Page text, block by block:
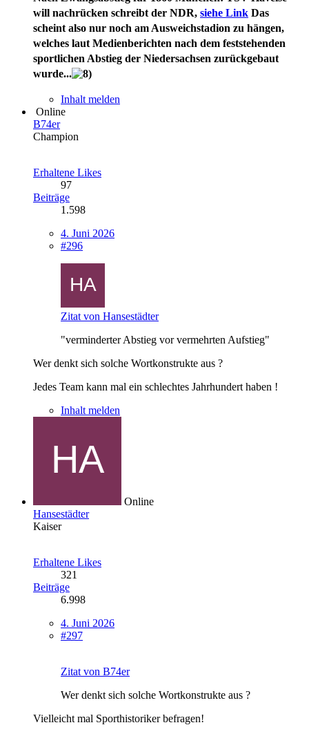
will nachrücken schreibt der NDR, siehe Link Das
scheint also nur noch am Ausweichstadion zu hängen,
welches laut Medienberichten nach dem feststehenden
sportlichen Abstieg der Niedersachsen zurückgebaut
wurde...
Inhalt melden
Online
B74er
Champion
Erhaltene Likes
97
Beiträge
1.598
4. Juni 2026
#296
Zitat von Hansestädter
"verminderter Abstieg vor vermehrten Aufstieg"
Wer denkt sich solche Wortkonstrukte aus ?
Jedes Team kann mal ein schlechtes Jahrhundert haben !
Inhalt melden
Online
Hansestädter
Kaiser
Erhaltene Likes
321
Beiträge
6.998
4. Juni 2026
#297
Zitat von B74er
Wer denkt sich solche Wortkonstrukte aus ?
Vielleicht mal Sporthistoriker befragen!